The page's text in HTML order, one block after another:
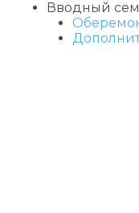
образовательных
организаций»
Вводный